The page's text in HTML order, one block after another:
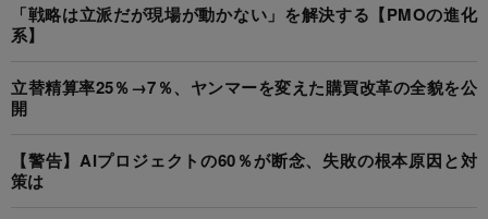
「戦略は立派だが現場が動かない」を解決する【PMOの進化
系】
立替精算率25％→7％、ヤンマーを変えた購買改革の全貌を公
開
【警告】AIプロジェクトの60％が断念、失敗の根本原因と対
策は